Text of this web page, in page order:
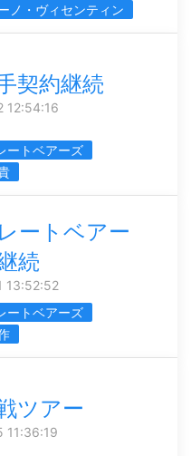
ノ・ヴィセンティン
契約継続
12:54:16
ートベアーズ
ートベアー
続
13:52:52
ートベアーズ
ツアー
11:36:19